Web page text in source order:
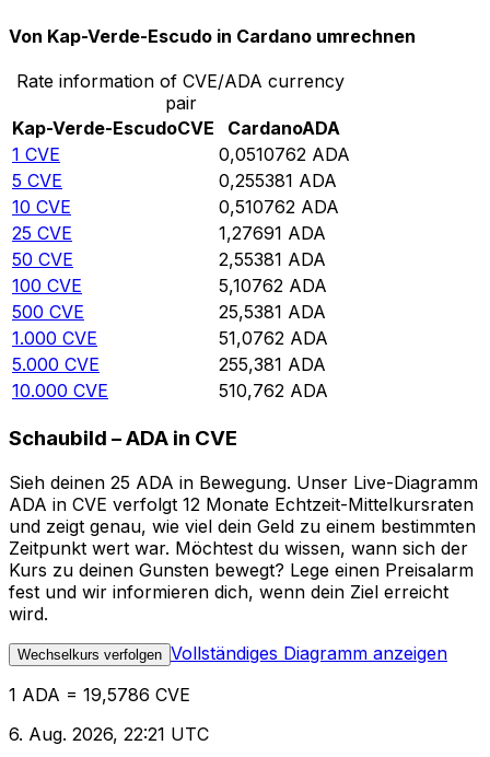
Von Kap-Verde-Escudo in Cardano umrechnen
Rate information of CVE/ADA currency
pair
Kap-Verde-EscudoCVE CardanoADA
1 CVE 0,0510762 ADA
5 CVE 0,255381 ADA
10 CVE 0,510762 ADA
25 CVE 1,27691 ADA
50 CVE 2,55381 ADA
100 CVE 5,10762 ADA
500 CVE 25,5381 ADA
1.000 CVE 51,0762 ADA
5.000 CVE 255,381 ADA
10.000 CVE 510,762 ADA
Schaubild – ADA in CVE
Sieh deinen 25 ADA in Bewegung. Unser Live-Diagramm
ADA in CVE verfolgt 12 Monate Echtzeit-Mittelkursraten
und zeigt genau, wie viel dein Geld zu einem bestimmten
Zeitpunkt wert war. Möchtest du wissen, wann sich der
Kurs zu deinen Gunsten bewegt? Lege einen Preisalarm
fest und wir informieren dich, wenn dein Ziel erreicht
wird.
Wechselkurs verfolgen Vollständiges Diagramm anzeigen
1 ADA = 19,5786 CVE
6. Aug. 2026, 22:21 UTC